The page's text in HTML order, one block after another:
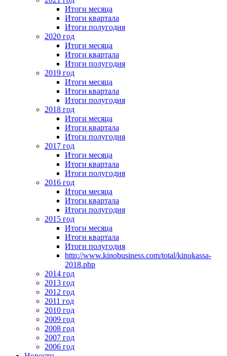
Итоги месяца
Итоги квартала
Итоги полугодия
2020 год
Итоги месяца
Итоги квартала
Итоги полугодия
2019 год
Итоги месяца
Итоги квартала
Итоги полугодия
2018 год
Итоги месяца
Итоги квартала
Итоги полугодия
2017 год
Итоги месяца
Итоги квартала
Итоги полугодия
2016 год
Итоги месяца
Итоги квартала
Итоги полугодия
2015 год
Итоги месяца
Итоги квартала
Итоги полугодия
http://www.kinobusiness.com/total/kinokassa-
2018.php
2014 год
2013 год
2012 год
2011 год
2010 год
2009 год
2008 год
2007 год
2006 год